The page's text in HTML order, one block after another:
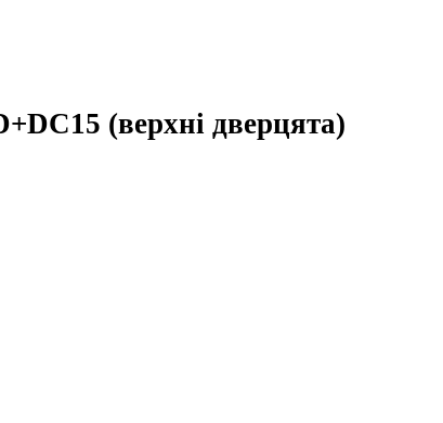
(верхні дверцята)